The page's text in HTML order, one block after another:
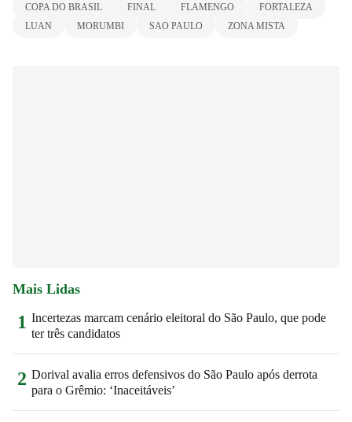
COPA DO BRASIL FINAL FLAMENGO
FORTALEZA
LUAN
MORUMBI SAO PAULO ZONA MISTA
Mais Lidas
1 Incertezas marcam cenário eleitoral do São Paulo, que pode
ter três candidatos
2 Dorival avalia erros defensivos do São Paulo após derrota
para o Grêmio: ‘Inaceitáveis’